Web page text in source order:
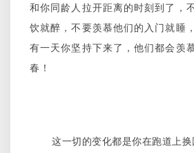
和你同龄人拉开距离的时刻到了，
饮就醉，不要羡慕他们的入门就睡
有一天你坚持下来了，他们都会羡
春！
这一切的变化都是你在跑道上换